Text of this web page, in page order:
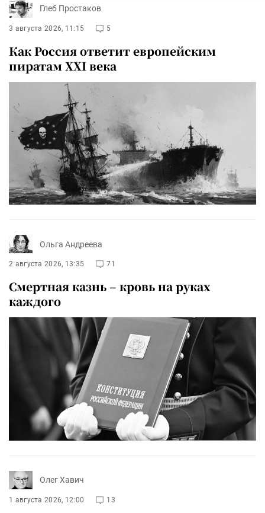
Глеб Простаков
3 августа 2026, 11:15 5
Как Россия ответит европейским
пиратам XXI века
Ольга Андреева
2 августа 2026, 13:35 71
Смертная казнь – кровь на руках
каждого
Олег Хавич
1 августа 2026, 12:00 13